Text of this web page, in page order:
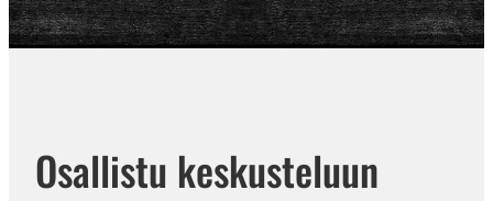
Osallistu keskusteluun